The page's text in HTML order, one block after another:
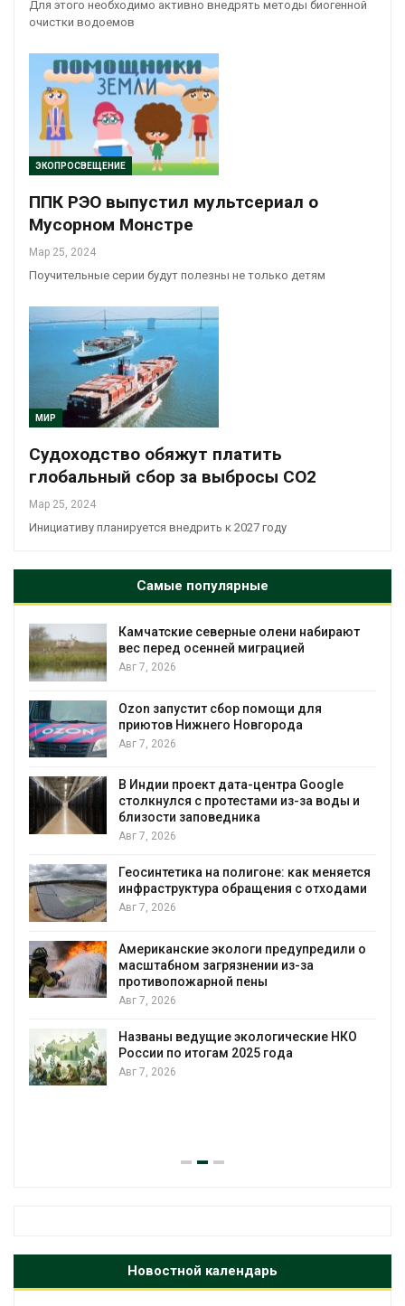
Для этого необходимо активно внедрять методы биогенной
очистки водоемов
ЭКОПРОСВЕЩЕНИЕ
ППК РЭО выпустил мультсериал о
Мусорном Монстре
Мар 25, 2024
Поучительные серии будут полезны не только детям
МИР
Судоходство обяжут платить
глобальный сбор за выбросы СО2
Мар 25, 2024
Инициативу планируется внедрить к 2027 году
Самые популярные
Камчатские северные олени набирают
вес перед осенней миграцией
Авг 7, 2026
Ozon запустит сбор помощи для
приютов Нижнего Новгорода
Авг 7, 2026
В Индии проект дата-центра Google
столкнулся с протестами из-за воды и
близости заповедника
Авг 7, 2026
Геосинтетика на полигоне: как меняется
инфраструктура обращения с отходами
Авг 7, 2026
Американские экологи предупредили о
масштабном загрязнении из-за
противопожарной пены
Авг 7, 2026
Названы ведущие экологические НКО
России по итогам 2025 года
Авг 7, 2026
Новостной календарь